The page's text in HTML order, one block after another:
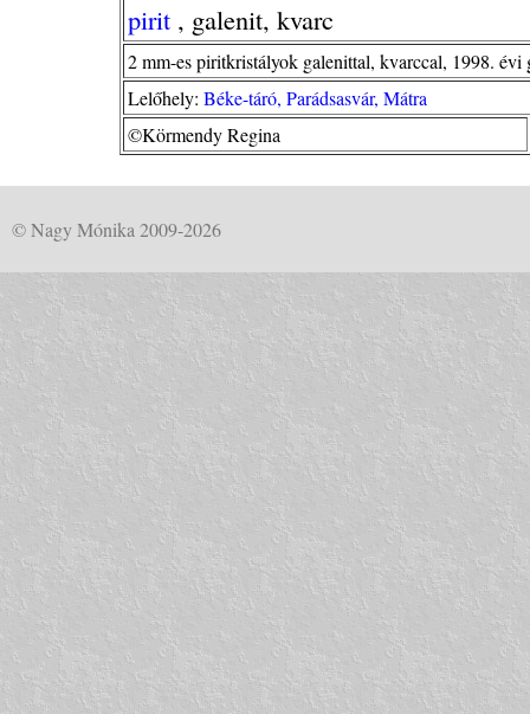
pirit , galenit, kvarc
2 mm-es piritkristályok galenittal, kvarccal, 1998. évi
Lelőhely: Béke-táró, Parádsasvár, Mátra
©Körmendy Regina
© Nagy Mónika 2009-2026